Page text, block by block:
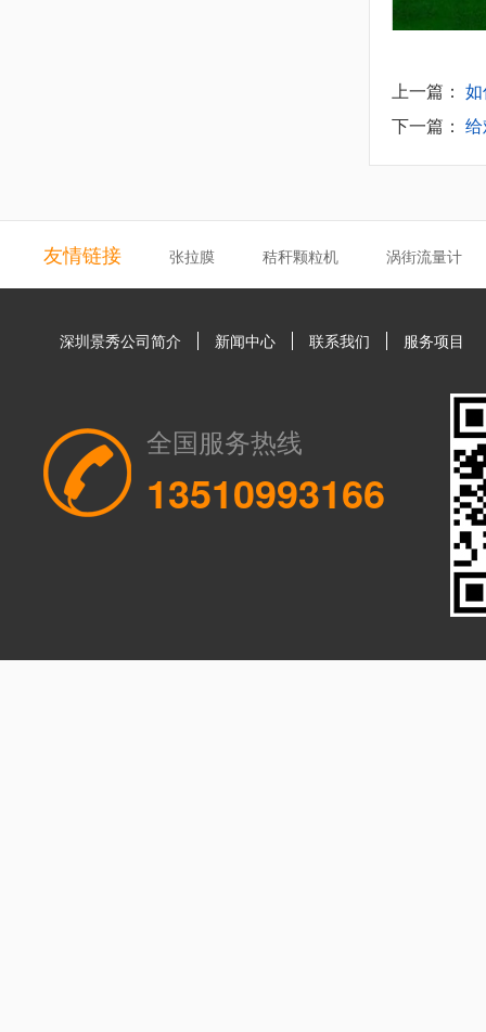
上一篇：
下一篇：
友情链接 张拉膜 秸秆颗粒机 涡街流量计
深圳景秀公司简介 新闻中心 联系我们 服务项目
全国服务热线
13510993166